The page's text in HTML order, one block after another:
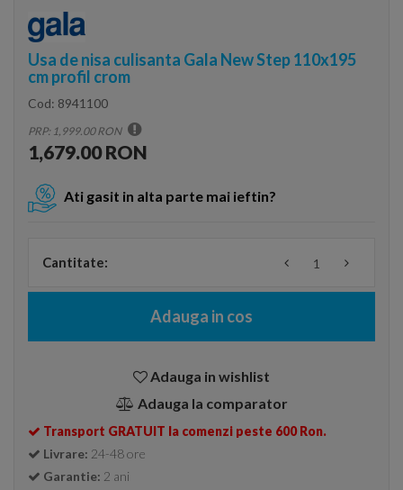
Usa de nisa culisanta Gala New Step 110x195
cm profil crom
Cod: 8941100
PRP: 1,999.00 RON
1,679.00 RON
Ati gasit in alta parte mai ieftin?
Cantitate:
Adauga in cos
Adauga in wishlist
Adauga la comparator
Transport GRATUIT la comenzi peste 600 Ron.
Livrare: 24-48 ore
Garantie: 2 ani